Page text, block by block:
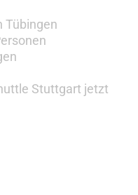
Tübingen
Stuttgart jetzt